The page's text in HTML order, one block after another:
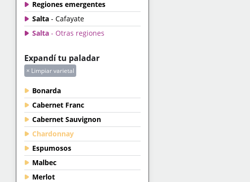
Regiones emergentes
Salta - Cafayate
Salta - Otras regiones
Expandí tu paladar
× Limpiar varietal
Bonarda
Cabernet Franc
Cabernet Sauvignon
Chardonnay
Espumosos
Malbec
Merlot